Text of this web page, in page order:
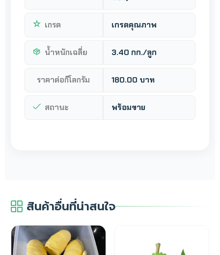
เกรด เกรดคุณภาพ
น้ำหนักเฉลี่ย 3.40 กก./ลูก
ราคาต่อกิโลกรัม 180.00 บาท
สถานะ พร้อมขาย
สินค้าอื่นที่น่าสนใจ